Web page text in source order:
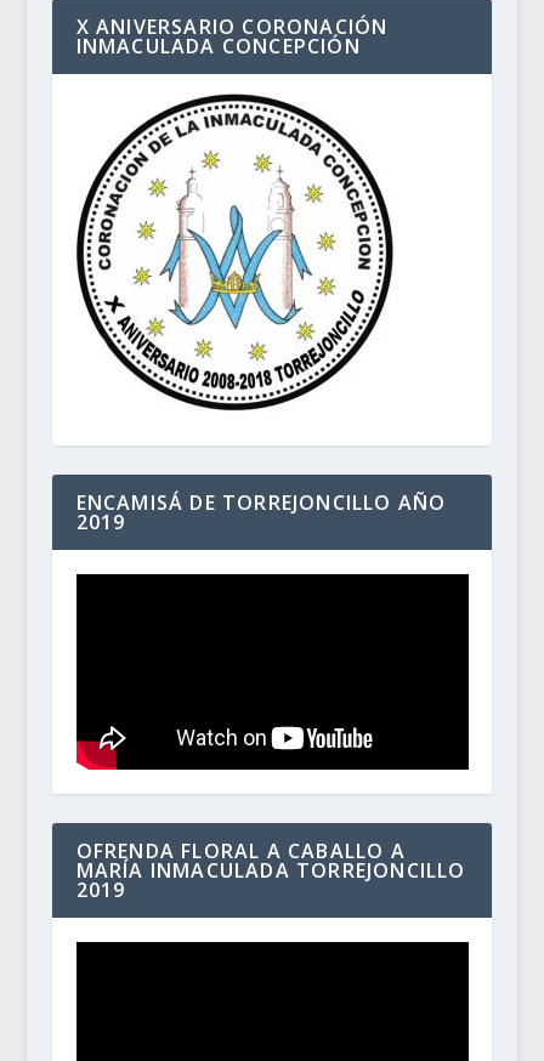
X ANIVERSARIO CORONACIÓN
INMACULADA CONCEPCIÓN
ENCAMISÁ DE TORREJONCILLO AÑO
2019
OFRENDA FLORAL A CABALLO A
MARÍA INMACULADA TORREJONCILLO
2019